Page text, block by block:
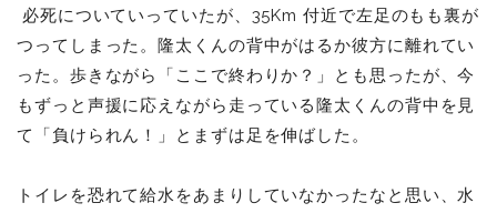
必死についていっていたが、35Km 付近で左足のもも裏が
つってしまった。隆太くんの背中がはるか彼方に離れてい
った。歩きながら「ここで終わりか？」とも思ったが、今
もずっと声援に応えながら走っている隆太くんの背中を見
て「負けられん！」とまずは足を伸ばした。
トイレを恐れて給水をあまりしていなかったなと思い、水